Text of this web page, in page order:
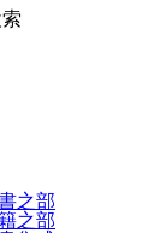
之部
之部